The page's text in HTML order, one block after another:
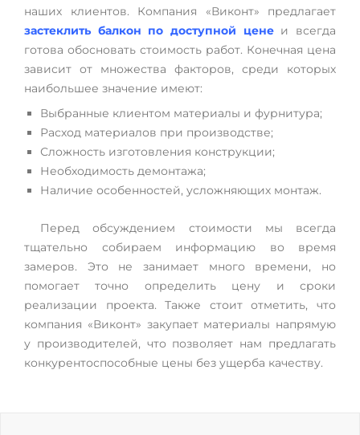
наших клиентов. Компания «Виконт» предлагает
застеклить балкон по доступной ценеи всегда
готова обосновать стоимость работ. Конечная цена
зависит от множества факторов, среди которых
наибольшее значение имеют:
Выбранные клиентом материалы и фурнитура;
Расход материалов при производстве;
Сложность изготовления конструкции;
Необходимость демонтажа;
Наличие особенностей, усложняющих монтаж.
Перед обсуждением стоимости мы всегда
тщательно собираем информацию во время
замеров. Это не занимает много времени, но
помогает точно определить цену и сроки
реализации проекта. Также стоит отметить, что
компания «Виконт» закупает материалы напрямую
у производителей, что позволяет нам предлагать
конкурентоспособные цены без ущерба качеству.